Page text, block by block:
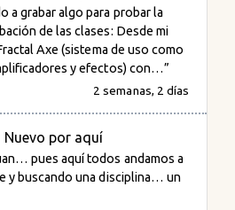
a grabar algo para probar la
de las clases: Desde mi
Axe (sistema de uso como
y efectos) con…”
2 semanas, 2 días
Nuevo por aquí
pues aquí todos andamos a
y buscando una disciplina… un